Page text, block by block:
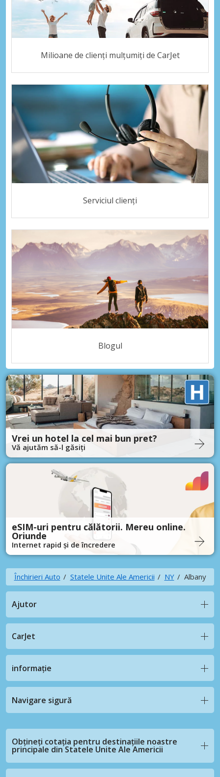
Milioane de clienți mulțumiți de CarJet
Serviciul clienți
Blogul
Vrei un hotel la cel mai bun pret?
Vă ajutăm să-l găsiți
eSIM-uri pentru călătorii. Mereu online.
Oriunde
Internet rapid și de încredere
Închirieri Auto Statele Unite Ale Americii NY Albany
Ajutor
CarJet
informație
Navigare sigură
Obțineți cotația pentru destinațiile noastre
principale din Statele Unite Ale Americii